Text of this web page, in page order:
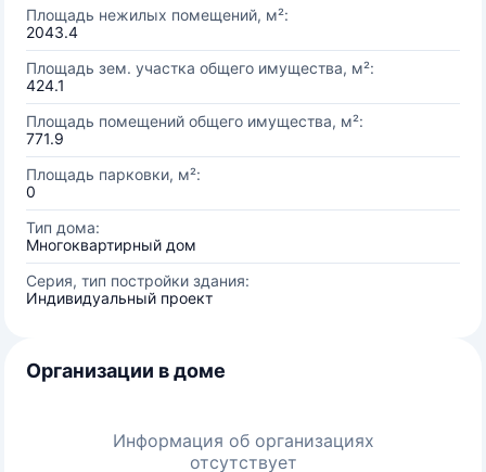
Площадь нежилых помещений, м²:
2043.4
Площадь зем. участка общего имущества, м²:
424.1
Площадь помещений общего имущества, м²:
771.9
Площадь парковки, м²:
0
Тип дома:
Многоквартирный дом
Серия, тип постройки здания:
Индивидуальный проект
Организации в доме
Информация об организациях
отсутствует